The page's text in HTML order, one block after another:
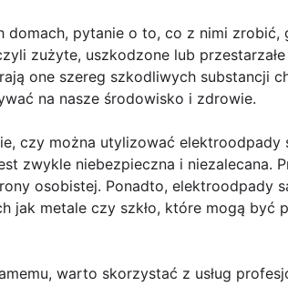
pytanie o to, co z nimi zrobić,
zużyte, uszkodzone lub
one szereg szkodliwych substancji
na nasze środowisko i zdrowie.
czy można utylizować elektroodpady
zwykle niebezpieczna i niezalecana.
osobistej. Ponadto, elektroodpady
jak metale czy szkło, które mogą być
warto skorzystać z usług